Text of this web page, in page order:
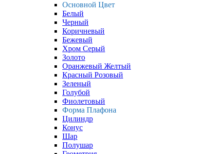
Основной Цвет
Белый
Черный
Коричневый
Бежевый
Хром Серый
Золото
Оранжевый Желтый
Красный Розовый
Зеленый
Голубой
Фиолетовый
Форма Плафона
Цилиндр
Конус
Шар
Полушар